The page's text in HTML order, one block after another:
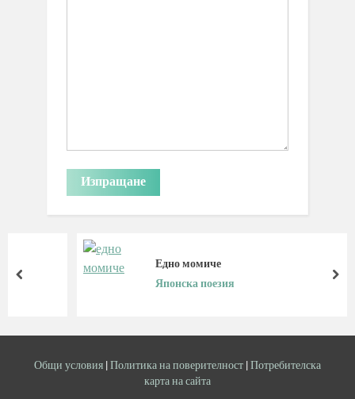
Едно момиче
Японска поезия
prev
Общи условия |Политика на поверителност |Потребителска
карта на сайта